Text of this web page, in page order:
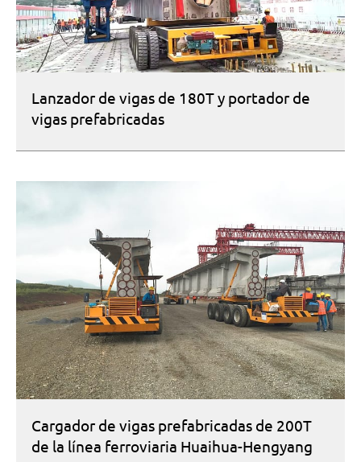
Lanzador de vigas de 180T y portador de
vigas prefabricadas
Cargador de vigas prefabricadas de 200T
de la línea ferroviaria Huaihua-Hengyang